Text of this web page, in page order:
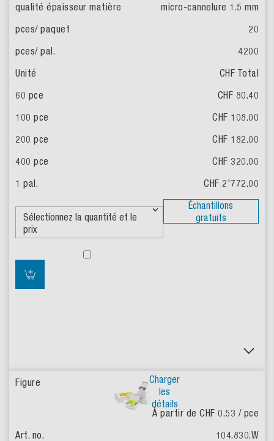
micro-cannelure 1.5 mm
20
4200
CHF Total
CHF 80.40
CHF 108.00
CHF 182.00
CHF 320.00
CHF 2'772.00
Échantillons
gratuits
Charger
les
détails
À partir de CHF 0.53 / pce
104.830.W